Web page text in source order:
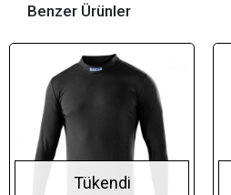
Benzer Ürünler
Tükendi